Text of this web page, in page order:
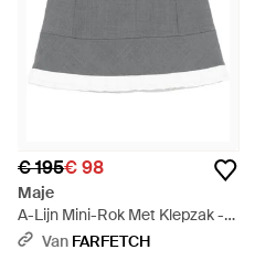
€ 195€ 98
Maje
A-Lijn Mini-Rok Met Klepzak -
GrijsVan FARFETCH